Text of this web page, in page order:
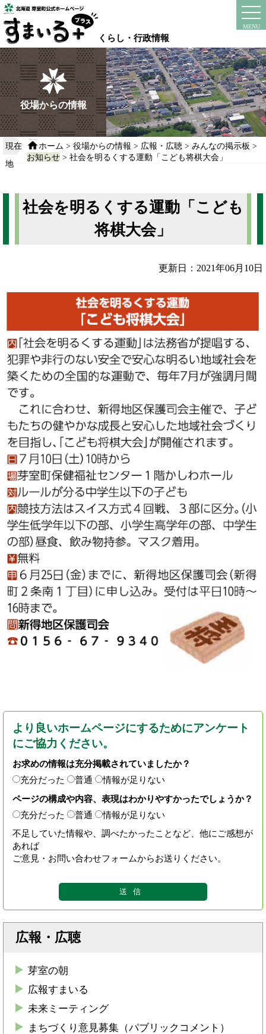
本
文
へ
移
動
る
くらし・行政情報
MENU
instagram
役場からの情報
現在
地
ホーム >役場からの情報 > 広報・広聴 >みんなの掲示板 >
お知らせ > 社会を明るくする運動「こども将棋大会」
社会を明るくする運動「こども
将棋大会」
更新日：2021年06月10日
より良いホームページにするためにアンケート
にご協力ください。
お求めの情報は充分掲載されていましたか？
充分だった
普通
情報が足りない
ページの構成や内容、表現はわかりやすかったでしょうか？
充分だった
普通
情報が足りない
不足していた情報や、調べたかったことなど、他にご感想が
あれば
ご意見・お問い合わせフォームからお送りください。
広報・広聴
芽室の朝
広報すまいる
未来ミーティング
まちづくり意見募集（パブリックコメント）